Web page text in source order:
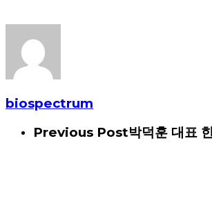
biospectrum
Previous Post박덕훈 대표